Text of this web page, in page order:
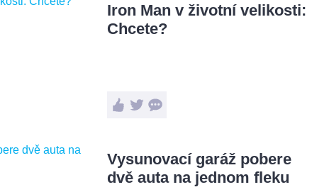
Iron Man v životní velikosti:
Chcete?
Vysunovací garáž pobere
dvě auta na jednom fleku